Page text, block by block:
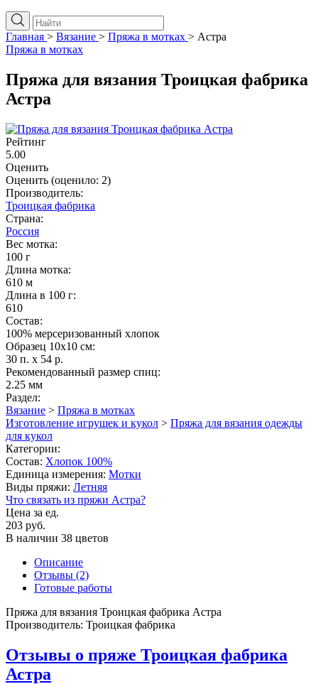
Главная > Вязание > Пряжа в мотках > Астра
Пряжа в мотках
Пряжа для вязания Троицкая фабрика
Астра
Рейтинг
5.00
Оценить
Оценить (оценило: 2)
Производитель:
Троицкая фабрика
Страна:
Россия
Вес мотка:
100 г
Длина мотка:
610 м
Длина в 100 г:
610
Состав:
100% мерсеризованный хлопок
Образец 10х10 см:
30 п. x 54 р.
Рекомендованный размер спиц:
2.25 мм
Раздел:
Вязание > Пряжа в мотках
Изготовление игрушек и кукол > Пряжа для вязания одежды
для кукол
Категории:
Состав: Хлопок 100%
Единица измерения: Мотки
Виды пряжи: Летняя
Что связать из пряжи Астра?
Цена за ед.
203 руб.
В наличии 38 цветов
Описание
Отзывы (2)
Готовые работы
Пряжа для вязания Троицкая фабрика Астра
Производитель: Троицкая фабрика
Отзывы о пряже Троицкая фабрика
Астра